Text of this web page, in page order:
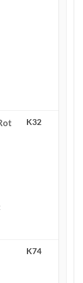
K32
K74